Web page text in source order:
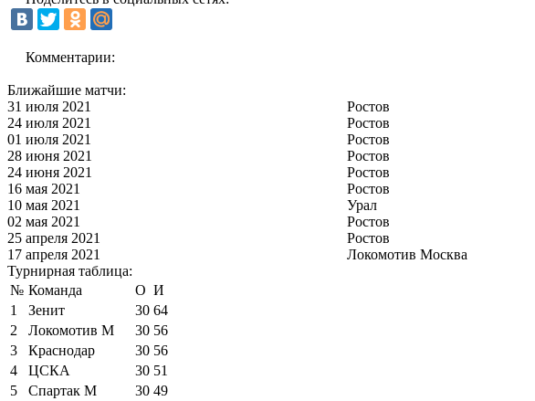
Комментарии:
Ближайшие матчи:
31 июля 2021
Ростов
24 июля 2021
Ростов
01 июля 2021
Ростов
28 июня 2021
Ростов
24 июня 2021
Ростов
16 мая 2021
Ростов
10 мая 2021
Урал
02 мая 2021
Ростов
25 апреля 2021
Ростов
17 апреля 2021
Локомотив Москва
Турнирная таблица:
№ Команда О И
1
Зенит 30 64
2
Локомотив М 30 56
3
Краснодар 30 56
4
ЦСКА 30 51
5
Спартак М 30 49